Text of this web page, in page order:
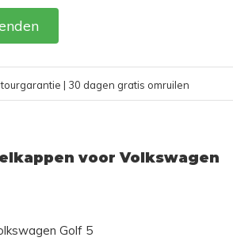
| 30 dagen gratis omruilen
voor Volkswagen
Golf 5